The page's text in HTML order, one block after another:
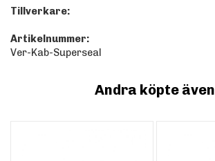
Tillverkare:
Artikelnummer:
Ver-Kab-Superseal
Andra köpte även